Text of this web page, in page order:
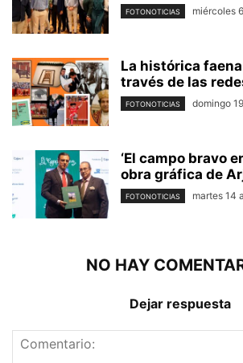
FOTONOTICIAS miércoles
La histórica
través de las
FOTONOTICIAS domingo
‘El campo bravo
obra gráfica de
FOTONOTICIAS martes 14
NO HAY
Dejar respuesta